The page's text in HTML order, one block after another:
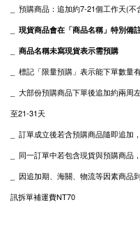
預購商品：追加約7-21個工作天(不
現貨商品會在「商品名稱」特別備
商品名稱未寫現貨表示需預購
標記「限量預購」表示能下單數量
大部份預購商品下單後追加約兩周
至21-31天
_ 訂單成立後若含預購商品隨即追加
_ 同一訂單中若包含現貨與預購商品
因追加期、海關、物流等因素商品
訊拆單補運費NT70